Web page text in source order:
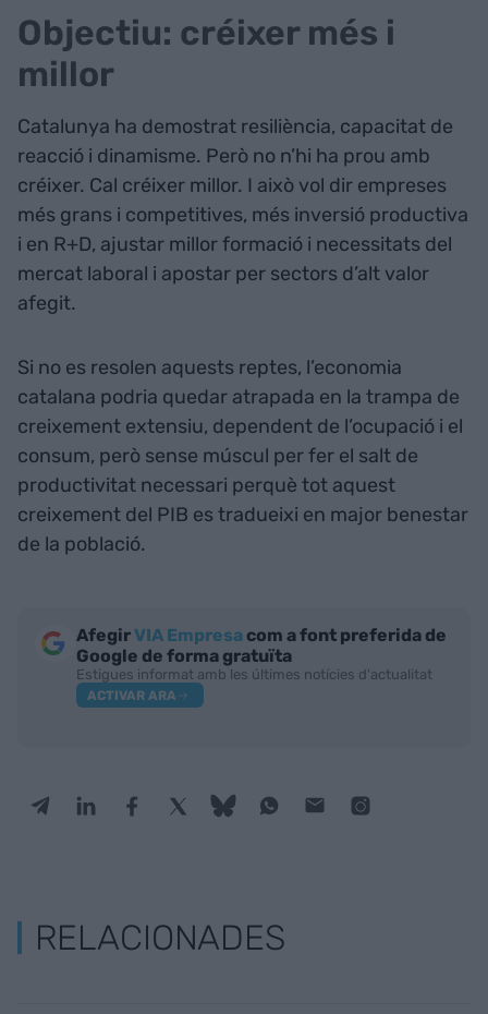
Objectiu: créixer més i
millor
Catalunya ha demostrat resiliència, capacitat de
reacció i dinamisme. Però no n’hi ha prou amb
créixer. Cal créixer millor. I això vol dir empreses
més grans i competitives, més inversió productiva
i en R+D, ajustar millor formació i necessitats del
mercat laboral i apostar per sectors d’alt valor
afegit.
Si no es resolen aquests reptes, l’economia
catalana podria quedar atrapada en la trampa de
creixement extensiu, dependent de l’ocupació i el
consum, però sense múscul per fer el salt de
productivitat necessari perquè tot aquest
creixement del PIB es tradueixi en major benestar
de la població.
AfegirVIA Empresa com a font preferida de
Google de forma gratuïta
Estigues informat amb les últimes notícies d'actualitat
ACTIVAR ARA
RELACIONADES